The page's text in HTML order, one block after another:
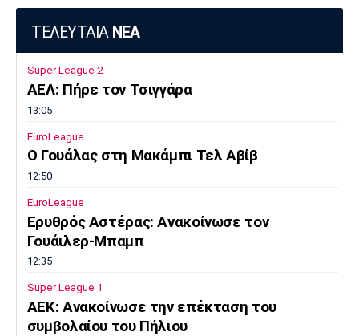
ΤΕΛΕΥΤΑΙΑ ΝΕΑ
Super League 2
ΑΕΛ: Πήρε τον Τσιγγάρα
13:05
EuroLeague
Ο Γουάλας στη Μακάμπι Τελ Αβίβ
12:50
EuroLeague
Ερυθρός Αστέρας: Ανακοίνωσε τον
Γουάιλερ-Μπαμπ
12:35
Super League 1
ΑΕΚ: Ανακοίνωσε την επέκταση του
συμβολαίου του Πήλιου